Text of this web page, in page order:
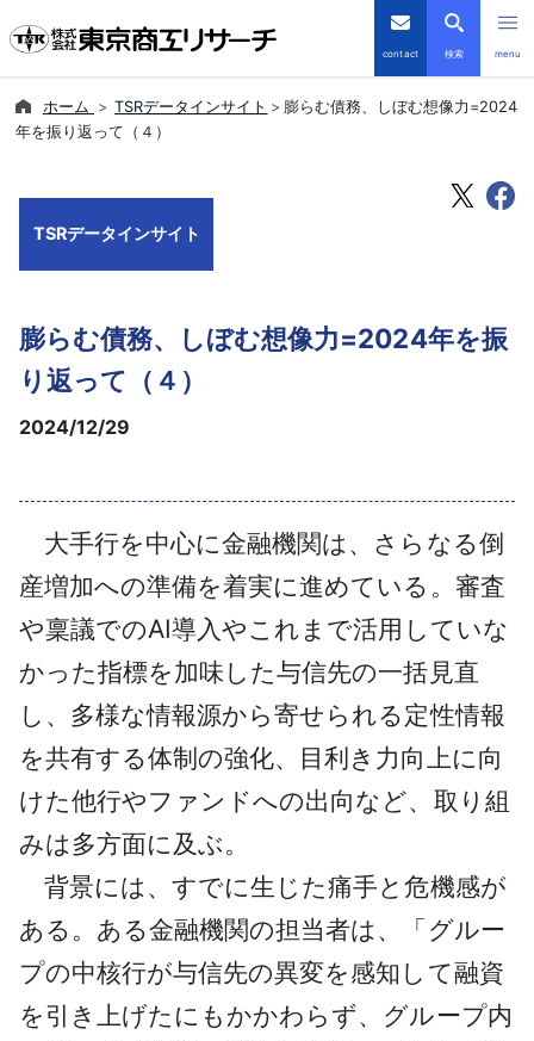
contact 検索 menu
会社案内
導入事例
採用情報
よくあるご質問
English
ホーム TSRデータインサイト
膨らむ債務、しぼむ想像力=2024
年を振り返って（４）
TSRデータインサイト
膨らむ債務、しぼむ想像力=2024年を振
り返って（４）
2024/12/29
大手行を中心に金融機関は、さらなる倒
産増加への準備を着実に進めている。審査
や稟議でのAI導入やこれまで活用していな
かった指標を加味した与信先の一括見直
し、多様な情報源から寄せられる定性情報
を共有する体制の強化、目利き力向上に向
けた他行やファンドへの出向など、取り組
みは多方面に及ぶ。
背景には、すでに生じた痛手と危機感が
ある。ある金融機関の担当者は、「グルー
プの中核行が与信先の異変を感知して融資
を引き上げたにもかかわらず、グループ内